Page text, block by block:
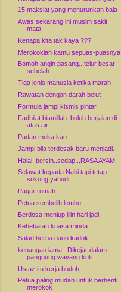
15 maksiat yang menurunkan bala
Awas sekarang ini musim sakit
mata
Kenapa kita tak kaya ???
Merokoklah kamu sepuas-puasnya
Bomoh angin pasang...telur besar
sebelah
Tiga jenis manusia ketika marah
Rawatan dengan darah belut
Formula jampi kismis pintar
Fadhilat bismillah..boleh berjalan di
atas air
Padan muka kau.... ..
Jampi bila terdesak baru menjadi.
Halal..bersih..sedap...RASA AYAM
Selawat kepada Nabi tapi tetap
sokong yahudi
Pagar rumah
Petua sembelih lembu
Berdosa meniup lilin hari jadi
Kehebatan kuasa minda
Salad herba daun kadok.
kenangan lama...Dikejar dalam
panggung wayang kulit
Ustaz itu kerja bodoh..
Petua paling mudah untuk berhenti
merokok